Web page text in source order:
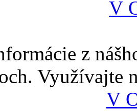
z
Využívajte
V